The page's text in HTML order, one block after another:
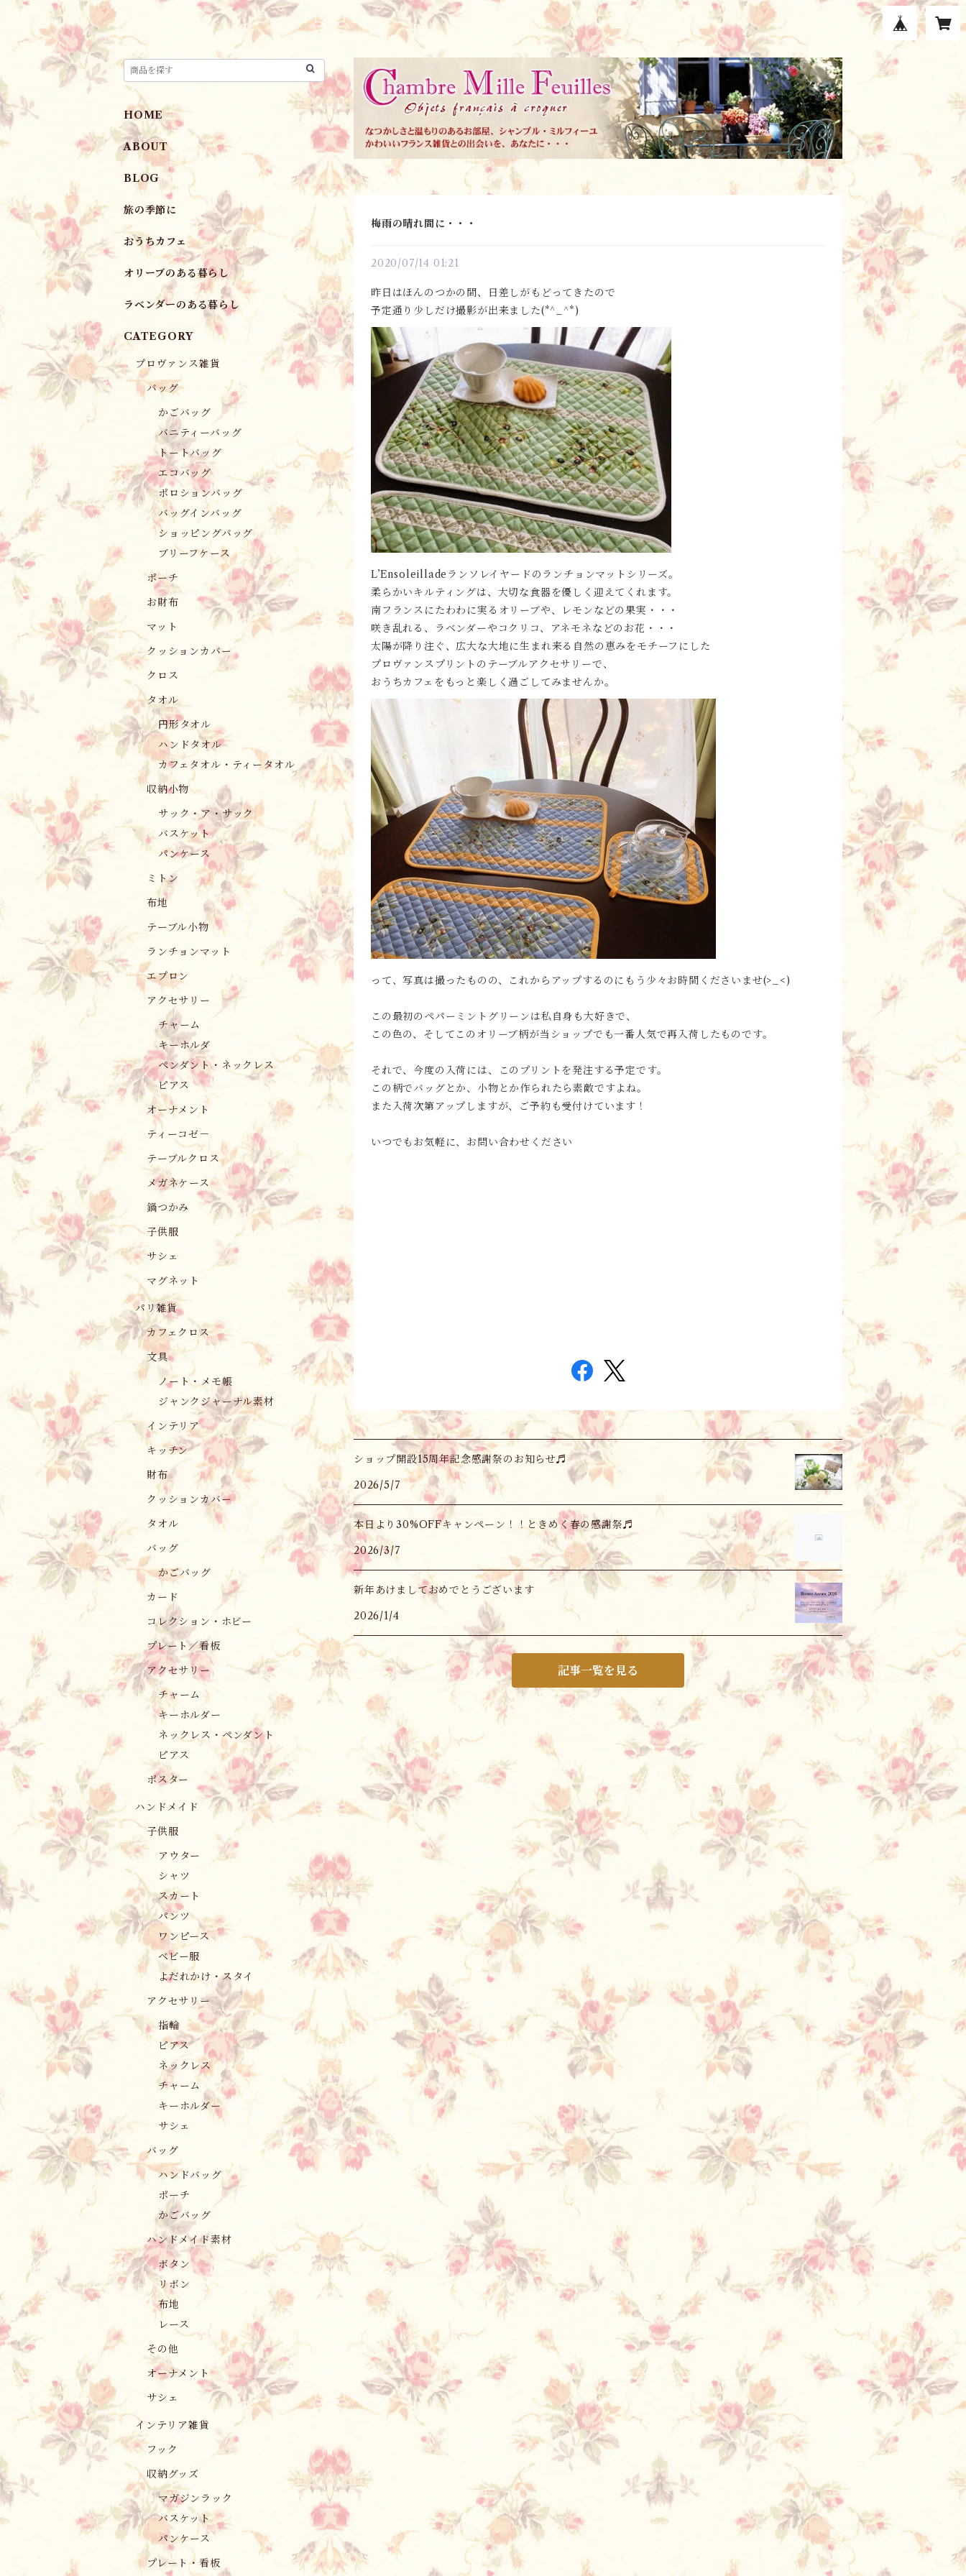
梅雨の晴れ間に・・・
2020/07/14 01:21
昨日はほんのつかの間、日差しがもどってきたので
予定通り少しだけ撮影が出来ました(*^_^*)
L’Ensoleilladeランソレイヤードのランチョンマットシリーズ。
柔らかいキルティングは、大切な食器を優しく迎えてくれます。
南フランスにたわわに実るオリーブや、レモンなどの果実・・・
咲き乱れる、ラベンダーやコクリコ、アネモネなどのお花・・・
太陽が降り注ぐ、広大な大地に生まれ来る自然の恵みをモチーフにした
プロヴァンスプリントのテーブルアクセサリーで、
おうちカフェをもっと楽しく過ごしてみませんか。
って、写真は撮ったものの、これからアップするのにもう少々お時間くださいませ(>_<)
この最初のペパーミントグリーンは私自身も大好きで、
この色の、そしてこのオリーブ柄が当ショップでも一番人気で再入荷したものです。
それで、今度の入荷には、このプリントを発注する予定です。
この柄でバッグとか、小物とか作られたら素敵ですよね。
また入荷次第アップしますが、ご予約も受付けています！
いつでもお気軽に、お問い合わせください
ショップ開設15周年記念感謝祭のお知らせ♬
2026/5/7
本日より30%OFFキャンペーン！！ときめく春の感謝祭♬
2026/3/7
新年あけましておめでとうございます
2026/1/4
記事一覧を見る
HOME
ABOUT
BLOG
旅の季節に
おうちカフェ
オリーブのある暮らし
ラベンダーのある暮らし
CATEGORY
プロヴァンス雑貨
バッグ
かごバッグ
バニティーバッグ
トートバッグ
エコバッグ
ポロションバッグ
バッグインバッグ
ショッピングバッグ
ブリーフケース
ポーチ
お財布
マット
クッションカバー
クロス
タオル
円形タオル
ハンドタオル
カフェタオル・ティータオル
収納小物
サック・ア・サック
バスケット
パンケース
ミトン
布地
テーブル小物
ランチョンマット
エプロン
アクセサリー
チャーム
キーホルダ
ペンダント・ネックレス
ピアス
オーナメント
ティーコゼ－
テーブルクロス
メガネケース
鍋つかみ
子供服
サシェ
マグネット
パリ雑貨
カフェクロス
文具
ノート・メモ帳
ジャンクジャーナル素材
インテリア
キッチン
財布
クッションカバー
タオル
バッグ
かごバッグ
カード
コレクション・ホビー
プレート／看板
アクセサリー
チャーム
キーホルダー
ネックレス・ペンダント
ピアス
ポスター
ハンドメイド
子供服
アウター
シャツ
スカート
パンツ
ワンピース
ベビー服
よだれかけ・スタイ
アクセサリー
指輪
ピアス
ネックレス
チャーム
キーホルダー
サシェ
バッグ
ハンドバッグ
ポーチ
かごバッグ
ハンドメイド素材
ボタン
リボン
布地
レース
その他
オーナメント
サシェ
インテリア雑貨
フック
収納グッズ
マガジンラック
バスケット
パンケース
プレート・看板